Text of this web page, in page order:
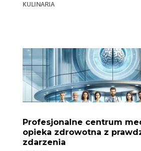
KULINARIA
Profesjonalne centrum
opieka zdrowotna z
zdarzenia